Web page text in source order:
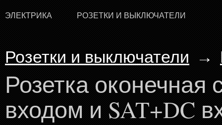
ЭЛЕКТРИКА РОЗЕТКИ И ВЫКЛЮЧАТЕЛИ
Розетки и выключатели →
Розетка
входом и SAT+DC